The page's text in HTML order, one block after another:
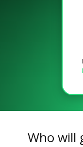
Who will